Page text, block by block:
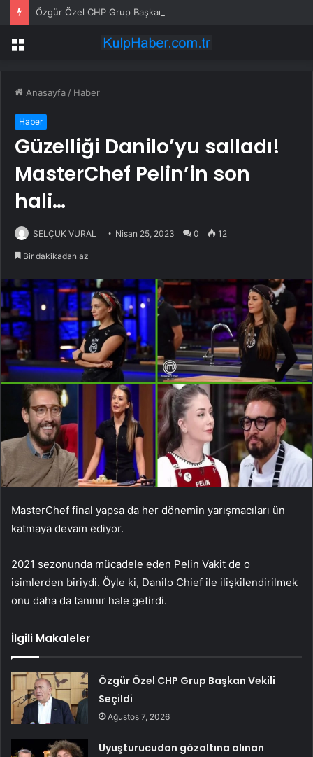
Özgür Özel CHP Grup Başkan Vekili Seçildi
Menü
Anasayfa / Haber
Haber
Güzelliği Danilo’yu salladı!
MasterChef Pelin’in son
hali…
SELÇUK VURAL Nisan 25, 2023 0 12
Bir dakikadan az
MasterChef final yapsa da her dönemin yarışmacıları ün
katmaya devam ediyor.
2021 sezonunda mücadele eden Pelin Vakit de o
isimlerden biriydi. Öyle ki, Danilo Chief ile ilişkilendirilmek
onu daha da tanınır hale getirdi.
İlgili Makaleler
Özgür Özel CHP Grup Başkan Vekili
Seçildi
Ağustos 7, 2026
Uyuşturucudan gözaltına alınan